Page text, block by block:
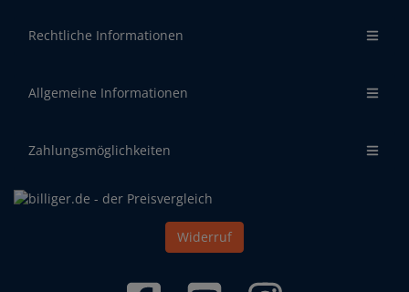
Rechtliche Informationen
Allgemeine Informationen
Zahlungsmöglichkeiten
Widerruf